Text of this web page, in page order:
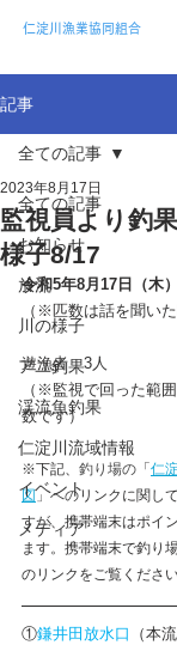
仁淀川漁業協同組合
記事
全ての記事
お知らせ
放流
川の様子
アユ釣果
渓流魚釣果
仁淀川流域情報
イベント
メディア
全ての記事
監視員より釣
様子8/17
2023年8月17日
令和5年8月17日（木
（※匹数は話を聞い
遊漁者　3人
（※監視で回った範
数です）
※下記、 釣り場の 「 仁
図」へのリンクに関し
すが、携帯端末はポイ
ます。携帯端末で釣り
のリンクをご覧ください
①鎌井田放水口 （本